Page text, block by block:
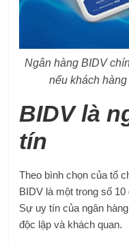
Ngân hàng BIDV
nếu khách
BIDV là
tín
Theo bình chọn của tổ
BIDV là một trong số
Sự uy tín của ngân
độc lập và khách quan.